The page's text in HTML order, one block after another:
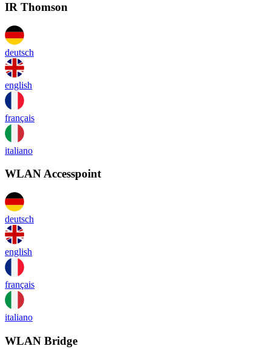
IR Thomson
deutsch
english
français
italiano
WLAN Accesspoint
deutsch
english
français
italiano
WLAN Bridge